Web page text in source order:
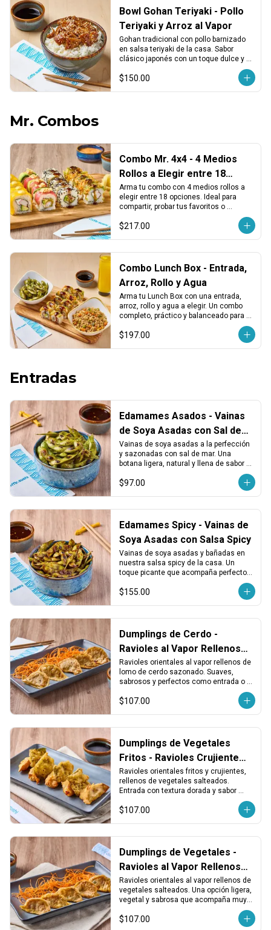
Bowl Gohan Teriyaki - Pollo
Teriyaki y Arroz al Vapor
Gohan tradicional con pollo barnizado
en salsa teriyaki de la casa. Sabor
clásico japonés con un toque dulce y
$150.00
Mr. Combos
Combo Mr. 4x4 - 4 Medios
Rollos a Elegir entre 18
Opciones
Arma tu combo con 4 medios rollos a
elegir entre 18 opciones. Ideal para
compartir, probar tus favoritos o
$217.00
Combo Lunch Box - Entrada,
Arroz, Rollo y Agua
Arma tu Lunch Box con una entrada,
arroz, rollo y agua a elegir. Un combo
completo, práctico y balanceado para
disfrutar en cualquier momento del día.
$197.00
Entradas
Edamames Asados - Vainas
de Soya Asadas con Sal de
Mar
Vainas de soya asadas a la perfección
y sazonadas con sal de mar. Una
botana ligera, natural y llena de sabor
para abrir el apetito o acompañar tu rollo
favorito.
$97.00
Edamames Spicy - Vainas de
Soya Asadas con Salsa Spicy
Vainas de soya asadas y bañadas en
nuestra salsa spicy de la casa. Un
toque picante que acompaña perfecto
$155.00
Dumplings de Cerdo -
Ravioles al Vapor Rellenos
de Lomo
Ravioles orientales al vapor rellenos de
lomo de cerdo sazonado. Suaves,
sabrosos y perfectos como entrada o
$107.00
Dumplings de Vegetales
Fritos - Ravioles Crujientes
de Vegetales
Ravioles orientales fritos y crujientes,
rellenos de vegetales salteados.
Entrada con textura dorada y sabor
$107.00
Dumplings de Vegetales -
Ravioles al Vapor Rellenos
de Vegetales
Ravioles orientales al vapor rellenos de
vegetales salteados. Una opción ligera,
vegetal y sabrosa que acompaña muy
$107.00